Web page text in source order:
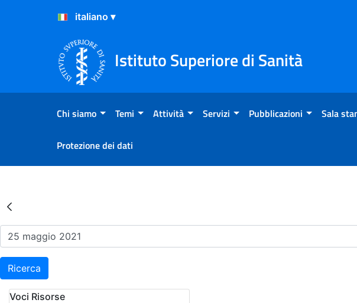
Salta al Contenuto
Salta al Footer
Istituto Superiore di Sanità
Chi siamo Temi Attività Servizi Pubblicazioni Sala
Protezione dei dati
Risultati della Ricerca - Eventi
Ricerca
Voci Risorse